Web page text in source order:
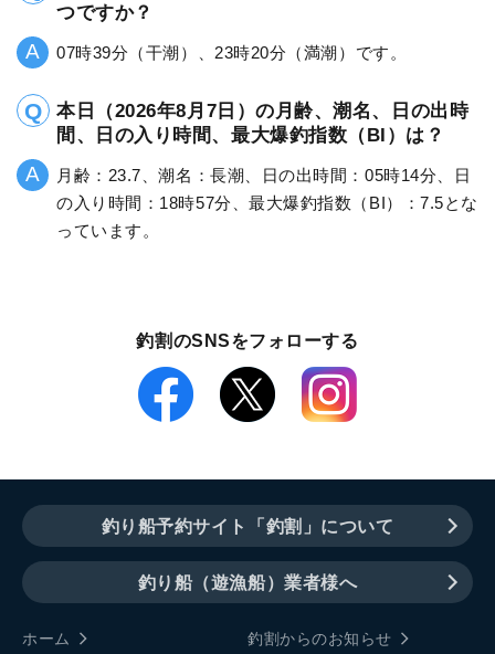
つですか？
07時39分（干潮）、23時20分（満潮）です。
本日（2026年8月7日）の月齢、潮名、日の出時
間、日の入り時間、最大爆釣指数（BI）は？
月齢：23.7、潮名：長潮、日の出時間：05時14分、日
の入り時間：18時57分、最大爆釣指数（BI）：7.5とな
っています。
釣割のSNSをフォローする
釣り船予約サイト「釣割」について
釣り船（遊漁船）業者様へ
ホーム
釣割からのお知らせ